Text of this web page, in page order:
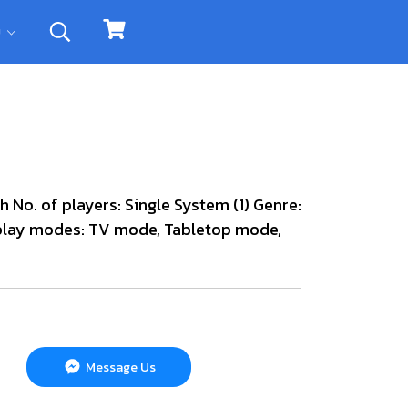
No. of players: Single System (1) Genre:
modes: TV mode, Tabletop mode,
Message Us